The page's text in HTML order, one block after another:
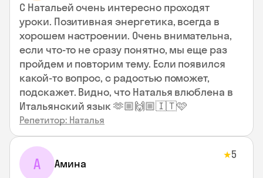
С Натальей очень интересно проходят
уроки. Позитивная энергетика, всегда в
хорошем настроении. Очень внимательна,
если что-то не сразу понятно, мы еще раз
пройдем и повторим тему. Если появился
какой-то вопрос, с радостью поможет,
подскажет. Видно, что Наталья влюблена в
Итальянский язык 🫶🏼🙌🏼🇮🇹🩷
Репетитор: Наталья
А Амина
★5